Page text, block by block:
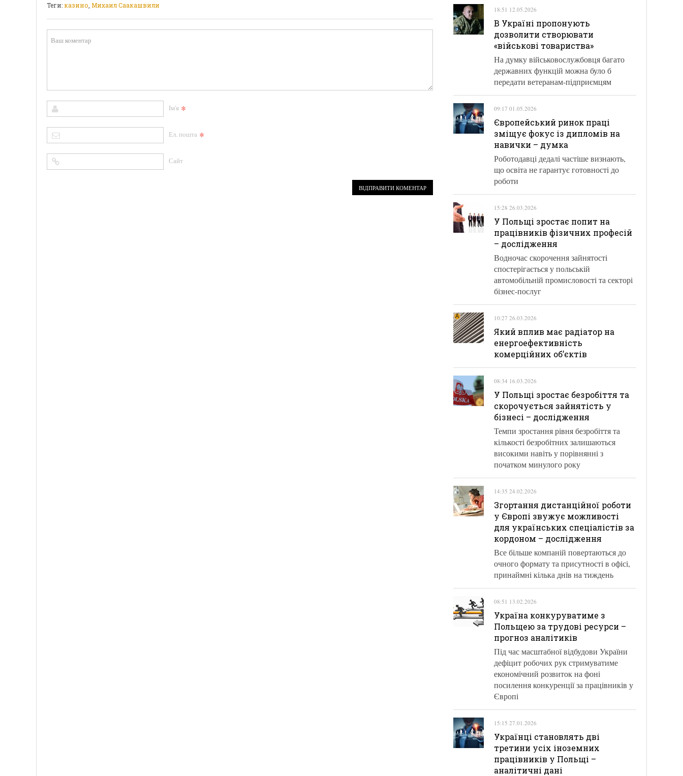
Теги:казино Михаил Саакашвили
Ім'я *
Ел. пошта *
Сайт
18:51 12.05.2026
В Україні пропонують
дозволити створювати
«військові товариства»
На думку військовослужбовця багато
державних функцій можна було б
передати ветеранам-підприємцям
09:17 01.05.2026
Європейський ринок праці
зміщує фокус із дипломів на
навички – думка
Роботодавці дедалі частіше визнають,
що освіта не гарантує готовності до
роботи
15:28 26.03.2026
У Польщі зростає попит на
працівників фізичних професій
– дослідження
Водночас скорочення зайнятості
спостерігається у польській
автомобільній промисловості та секторі
бізнес-послуг
10:27 26.03.2026
Який вплив має радіатор на
енергоефективність
комерційних об’єктів
08:34 16.03.2026
У Польщі зростає безробіття та
скорочується зайнятість у
бізнесі – дослідження
Темпи зростання рівня безробіття та
кількості безробітних залишаються
високими навіть у порівнянні з
початком минулого року
14:35 24.02.2026
Згортання дистанційної роботи
у Європі звужує можливості
для українських спеціалістів за
кордоном – дослідження
Все більше компаній повертаються до
очного формату та присутності в офісі,
принаймні кілька днів на тиждень
08:51 13.02.2026
Україна конкуруватиме з
Польщею за трудові ресурси –
прогноз аналітиків
Під час масштабної відбудови України
дефіцит робочих рук стримуватиме
економічний розвиток на фоні
посилення конкуренції за працівників у
Європі
15:15 27.01.2026
Українці становлять дві
третини усіх іноземних
працівників у Польщі –
аналітичні дані